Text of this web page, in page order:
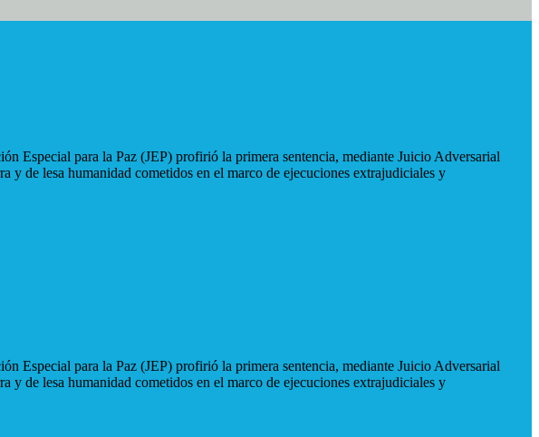
Especial para la Paz (JEP) profirió la primera sentencia, mediante Juicio Adversarial
de lesa humanidad cometidos en el marco de ejecuciones extrajudiciales y
Especial para la Paz (JEP) profirió la primera sentencia, mediante Juicio Adversarial
de lesa humanidad cometidos en el marco de ejecuciones extrajudiciales y